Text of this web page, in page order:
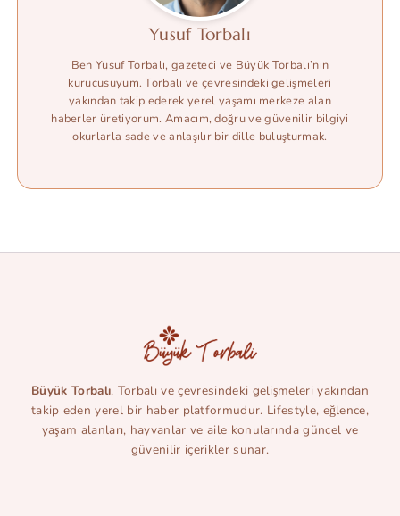
Yusuf Torbalı
Ben Yusuf Torbalı, gazeteci ve Büyük Torbalı’nın
kurucusuyum. Torbalı ve çevresindeki gelişmeleri
yakından takip ederek yerel yaşamı merkeze alan
haberler üretiyorum. Amacım, doğru ve güvenilir bilgiyi
okurlarla sade ve anlaşılır bir dille buluşturmak.
Büyük Torbalı, Torbalı ve çevresindeki gelişmeleri yakından
takip eden yerel bir haber platformudur. Lifestyle, eğlence,
yaşam alanları, hayvanlar ve aile konularında güncel ve
güvenilir içerikler sunar.